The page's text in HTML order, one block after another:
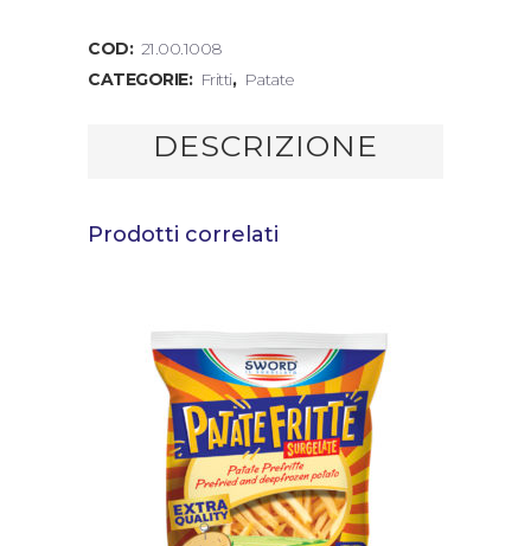
COD: 21.00.1008
CATEGORIE: Fritti, Patate
DESCRIZIONE
Prodotti correlati